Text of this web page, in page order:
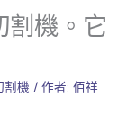
割機。它
割機 / 作者:佰祥